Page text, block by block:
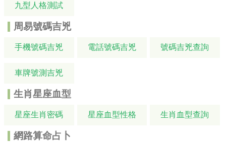
九型人格測試
周易號碼吉兇
手機號碼吉兇 電話號碼吉兇 號碼吉兇查詢
車牌號測吉兇
生肖星座血型
星座生肖密碼 星座血型性格 生肖血型查詢
網路算命占卜